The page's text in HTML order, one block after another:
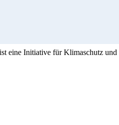
eine Initiative für Klimaschutz